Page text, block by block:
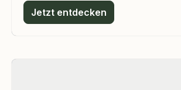
Jetzt entdecken